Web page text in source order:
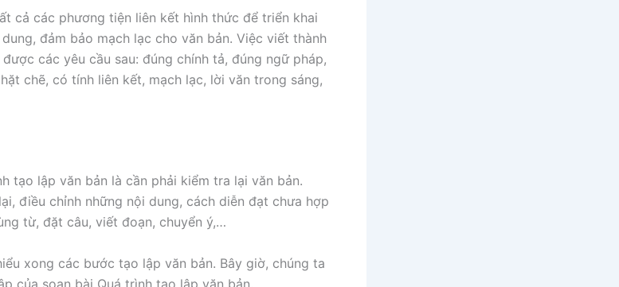
cả các phương tiện liên kết hình thức để triển khai
đảm bảo mạch lạc cho văn bản. Việc viết thành
các yêu cầu sau: đúng chính tả, đúng ngữ pháp,
chẽ, có tính liên kết, mạch lạc, lời văn trong sáng,
tạo lập văn bản là cần phải kiểm tra lại văn bản.
điều chỉnh những nội dung, cách diễn đạt chưa hợp
từ, đặt câu, viết đoạn, chuyển ý,…
xong các bước tạo lập văn bản. Bây giờ, chúng ta
của soạn bài Quá trình tạo lập văn bản.